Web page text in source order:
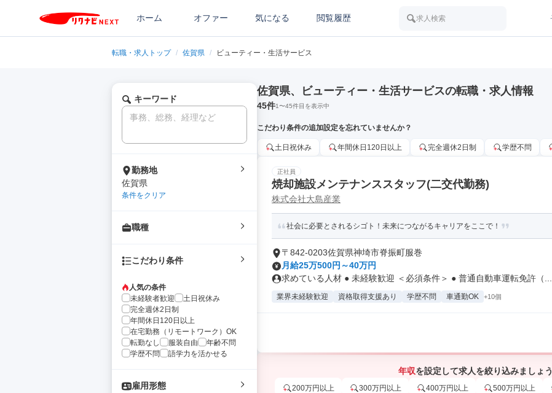
ホーム オファー 気になる 閲覧履歴 求人検索
転職・求人トップ / 佐賀県 / ビューティー・生活サービス
キーワード
勤務地
佐賀県
条件をクリア
職種
こだわり条件
人気の条件
未経験者歓迎
土日祝休み
完全週休2日制
年間休日120日以上
在宅勤務（リモートワーク）OK
転勤なし
服装自由
年齢不問
学歴不問
語学力を活かせる
雇用形態
佐賀県、ビューティー・生活サービスの転職・求人情報
45件1〜45件目を表示中
こだわり条件の追加設定を忘れていませんか？
土日祝休み 年間休日120日以上 完全週休2日制 学歴不問
正社員
焼却施設メンテナンススタッフ(二交代勤務)
株式会社大島産業
社会に必要とされるシゴト！未来につながるキャリアをここで！
〒842-0203佐賀県神埼市脊振町服巻
月給25万500円～40万円
求めている人材 ● 未経験歓迎 ＜必須条件＞ ● 普通自動車運転免許（...
業界未経験歓迎 資格取得支援あり 学歴不問 車通勤OK +10個
年収を設定して求人を絞り込みましょう
200万円以上 300万円以上 400万円以上 500万円以上